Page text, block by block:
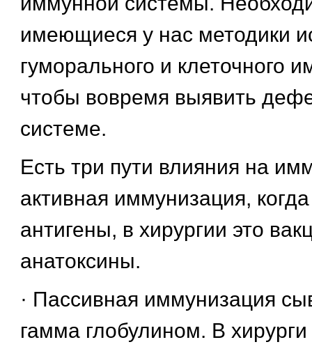
имеющиеся у нас методики
гуморального и клеточного
чтобы вовремя выявить
системе.
Есть три пути влияния на
активная иммунизация,
антигены, в хирургии это
анатоксины.
· Пассивная иммунизация
гамма глобулином. В